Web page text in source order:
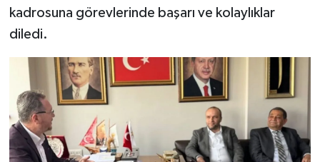
kadrosuna görevlerinde başarı ve kolaylıklar
diledi.